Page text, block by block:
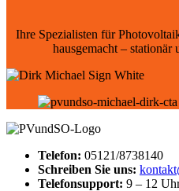
Ihre Spezialisten für
hausgemacht –
Telefon: 05121/8738140
Schreiben Sie uns:
Telefonsupport: 9 – 12